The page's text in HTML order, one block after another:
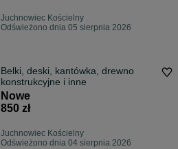
Juchnowiec Kościelny
Odświeżono dnia 05 sierpnia 2026
Belki, deski, kantówka, drewno
konstrukcyjne i inne
Nowe
850 zł
Juchnowiec Kościelny
Odświeżono dnia 04 sierpnia 2026